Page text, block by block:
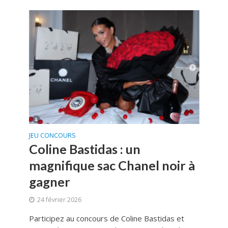
JEU CONCOURS
Coline Bastidas : un
magnifique sac Chanel noir à
gagner
24 février 2026
Participez au concours de Coline Bastidas et